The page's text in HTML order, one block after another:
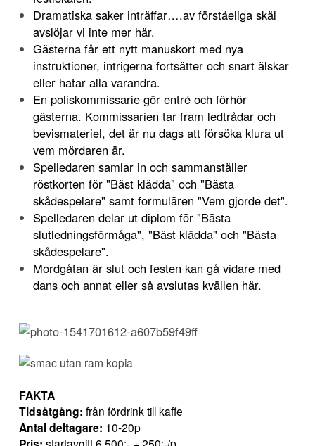
Dramatiska saker inträffar….av förståeliga skäl
avslöjar vi inte mer här.
Gästerna får ett nytt manuskort med nya
instruktioner, intrigerna fortsätter och snart älskar
eller hatar alla varandra.
En poliskommissarie gör entré och förhör
gästerna. Kommissarien tar fram ledtrådar och
bevismateriel, det är nu dags att försöka klura ut
vem mördaren är.
Spelledaren samlar in och sammanställer
röstkorten för "Bäst klädda" och "Bästa
skådespelare" samt formulären "Vem gjorde det".
Spelledaren delar ut diplom för "Bästa
slutledningsförmåga", "Bäst klädda" och "Bästa
skådespelare".
Mordgåtan är slut och festen kan gå vidare med
dans och annat eller så avslutas kvällen här.
FAKTA
Tidsåtgång: från fördrink till kaffe
Antal deltagare: 10-20p